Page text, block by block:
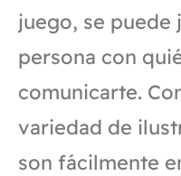
juego, se puede
persona con
comunicarte.
variedad de
son fácilmente